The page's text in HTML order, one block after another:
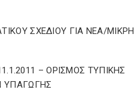
ΣΧΕΔΙΟΥ ΓΙΑ ΝΕΑ/ΜΙΚΡΗ
– ΟΡΙΣΜΟΣ ΤΥΠΙΚΗΣ
ΥΠΑΓΩΓΗΣ